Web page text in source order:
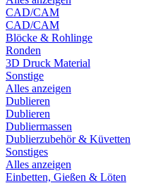
CAD/CAM
CAD/CAM
Blöcke & Rohlinge
Ronden
3D Druck Material
Sonstige
Alles anzeigen
Dublieren
Dublieren
Dubliermassen
Dublierzubehör & Küvetten
Sonstiges
Alles anzeigen
Einbetten, Gießen & Löten